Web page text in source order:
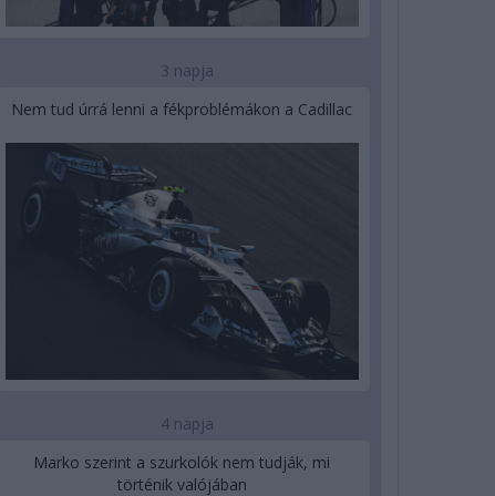
3 napja
Nem tud úrrá lenni a fékproblémákon a Cadillac
4 napja
Marko szerint a szurkolók nem tudják, mi
történik valójában